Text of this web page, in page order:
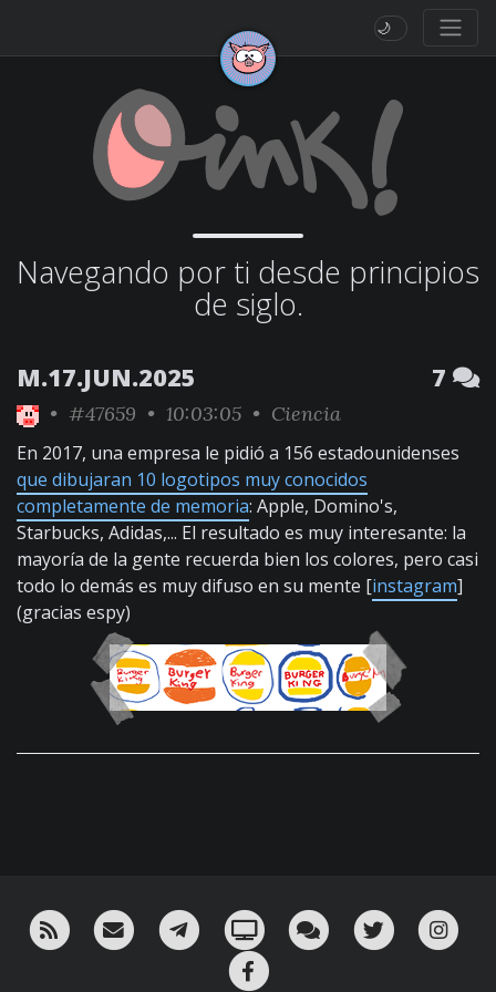
🌙
Navegando por ti desde principios
de siglo.
M.17.JUN.2025 7
• #47659 • 10:03:05 • Ciencia
En 2017, una empresa le pidió a 156 estadounidenses
que dibujaran 10 logotipos muy conocidos
completamente de memoria: Apple, Domino's,
Starbucks, Adidas,... El resultado es muy interesante: la
mayoría de la gente recuerda bien los colores, pero casi
todo lo demás es muy difuso en su mente [instagram]
(gracias espy)
RSS ¡Mándame un email!¡Nuestro canal en Telegram!
Oink! TV Charla con nosotros
Twitter